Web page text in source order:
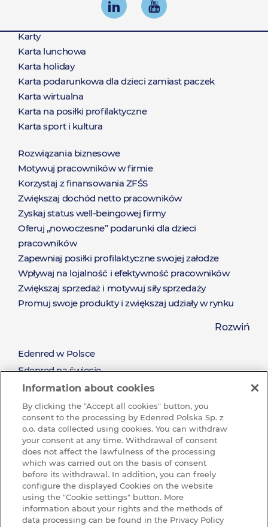
Produkty
Karty
Karta lunchowa
Karta holiday
Karta podarunkowa dla dzieci zamiast paczek
Karta wirtualna
Karta na posiłki profilaktyczne
Karta sport i kultura
Rozwiązania
Rozwiązania biznesowe
Motywuj pracowników w firmie
Korzystaj z finansowania ZFŚS
Zwiększaj dochód netto pracowników
Zyskaj status well-beingowej firmy
Oferuj „nowoczesne” podarunki dla dzieci
pracowników
Zapewniaj posiłki profilaktyczne swojej załodze
Wpływaj na lojalność i efektywność pracowników
Zwiększaj sprzedaż i motywuj siły sprzedaży
Promuj swoje produkty i zwiększaj udziały w rynku
Pozyskaj nowych klientów i zadbaj o relacje z
Rozwiń
O
Edenred
Edenred w Polsce
Edenred na świecie
Misja i wartości
Zrównoważony rozwój (CSR)
Pracuj w Grupie Edenred
Dlaczego warto u nas pracować?
Ochrona sygnalistów w Edenred
Baza
BAZA WIEDZY
KONTAKT
Information about cookies
By clicking the "Accept all cookies" button, you
consent to the processing by Edenred Polska Sp. z
o.o. data collected using cookies. You can withdraw
your consent at any time. Withdrawal of consent
does not affect the lawfulness of the processing
which was carried out on the basis of consent
before its withdrawal. In addition, you can freely
configure the displayed Cookies on the website
using the "Cookie settings" button. More
information about your rights and the methods of
data processing can be found in the Privacy Policy